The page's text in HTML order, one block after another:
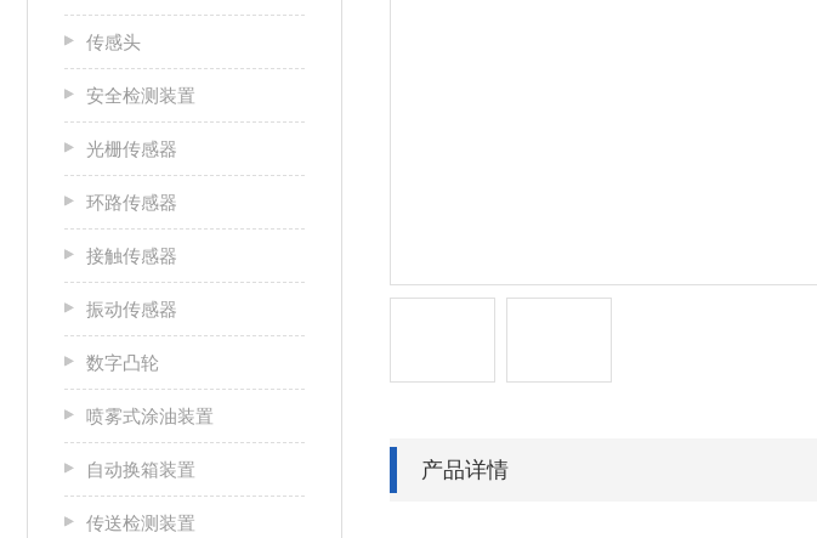
传感头
安全检测装置
光栅传感器
环路传感器
接触传感器
振动传感器
数字凸轮
喷雾式涂油装置
自动换箱装置
传送检测装置
产品详情